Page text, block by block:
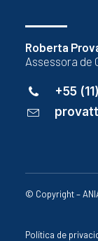
Roberta
Assessora de
+55
© Copyright –
Política de